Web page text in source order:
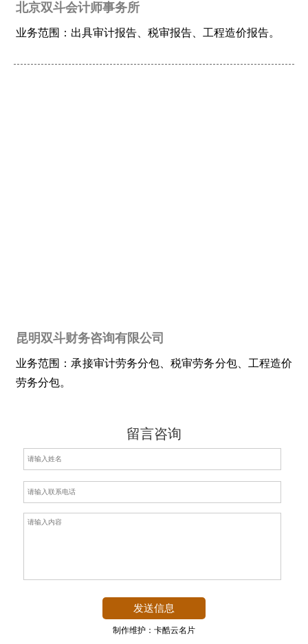
北京双斗会计师事务所
业务范围：出具审计报告、税审报告、工程造价报告。
昆明双斗财务咨询有限公司
业务范围：承接审计劳务分包、税审劳务分包、工程造价
劳务分包。
留言咨询
制作维护：卡酷云名片